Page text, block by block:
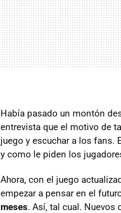
Había pasado un montón
entrevista que el motivo de
juego y escuchar a los fans.
y como le piden los
Ahora, con el juego
empezar a pensar en el
meses. Así, tal cual. Nuevos